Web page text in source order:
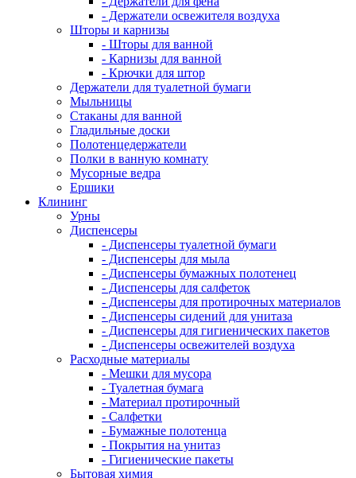
- Держатели освежителя воздуха
Шторы и карнизы
- Шторы для ванной
- Карнизы для ванной
- Крючки для штор
Держатели для туалетной бумаги
Мыльницы
Стаканы для ванной
Гладильные доски
Полотенцедержатели
Полки в ванную комнату
Мусорные ведра
Ершики
Клининг
Урны
Диспенсеры
- Диспенсеры туалетной бумаги
- Диспенсеры для мыла
- Диспенсеры бумажных полотенец
- Диспенсеры для салфеток
- Диспенсеры для протирочных материалов
- Диспенсеры сидений для унитаза
- Диспенсеры для гигиенических пакетов
- Диспенсеры освежителей воздуха
Расходные материалы
- Мешки для мусора
- Туалетная бумага
- Материал протирочный
- Салфетки
- Бумажные полотенца
- Покрытия на унитаз
- Гигиенические пакеты
Бытовая химия